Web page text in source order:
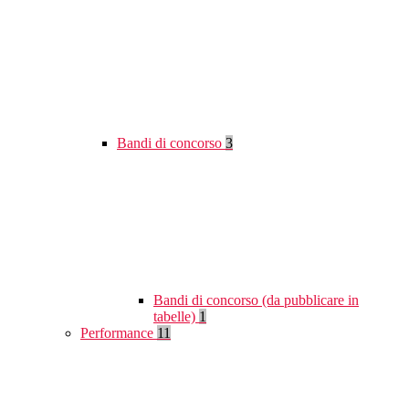
Bandi di concorso 3
Bandi di concorso (da pubblicare in
tabelle) 1
Performance 11